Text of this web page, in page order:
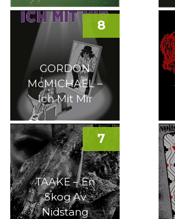
GORDON
McMICHAEL –
Ich Mit Mir
8
TAAKE – En
Skog Av
Nidstang
7